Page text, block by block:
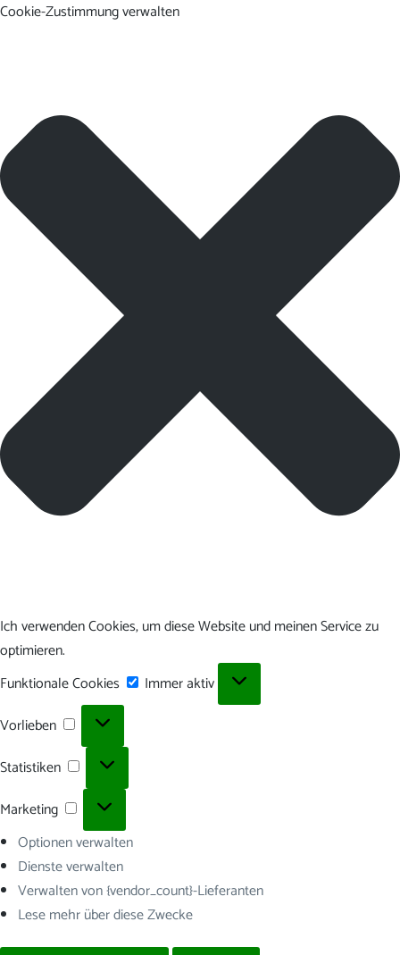
Cookie-Zustimmung verwalten
Ich verwenden Cookies, um diese Website und meinen Service zu
optimieren.
Funktionale Cookies
Funktionale
Immer aktiv
Vorlieben
Vorlieben
Statistiken Statistiken
Marketing
Marketing
Optionen verwalten
Dienste verwalten
Verwalten von {vendor_count}-Lieferanten
Lese mehr über diese Zwecke